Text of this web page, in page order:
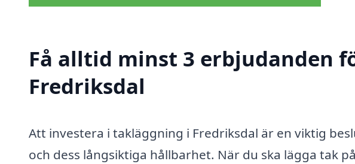
Få alltid minst 3 erbjudanden
Fredriksdal
Att investera i takläggning i Fredriksdal är en viktig
och dess långsiktiga hållbarhet. När du ska lägga tak